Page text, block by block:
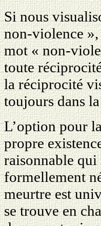
Si nous
non-violence
mot « non-
toute
la réciprocité
toujours dans
L’option pour
propre
raisonnable qui
formellement
meurtre est
se trouve en